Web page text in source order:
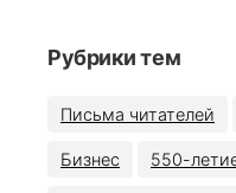
Рубрики тем
Письма читателей
Бизнес 550-